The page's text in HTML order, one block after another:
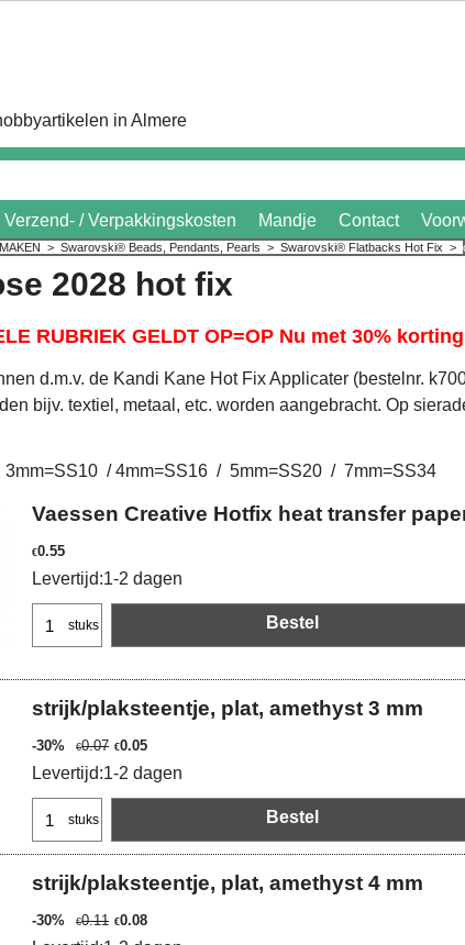
in Almere
Verzend- / Verpakkingskosten Mandje Contact
> Swarovski® Beads, Pendants, Pearls > Swarovski® Flatbacks Hot Fix >
2028 hot fix
RUBRIEK GELDT OP=OP Nu met 30%
d.m.v. de Kandi Kane Hot Fix Applicater (bestelnr.
bijv. textiel, metaal, etc. worden aangebracht. Op
/ 4mm=SS16 / 5mm=SS20 / 7mm=SS34
Vaessen Creative Hotfix heat transfer
€0.55
Levertijd:1-2 dagen
stuks Bestel
strijk/plaksteentje, plat, amethyst 3 mm
-30% €0.07 €0.05
Levertijd:1-2 dagen
stuks Bestel
strijk/plaksteentje, plat, amethyst 4 mm
-30% €0.11 €0.08